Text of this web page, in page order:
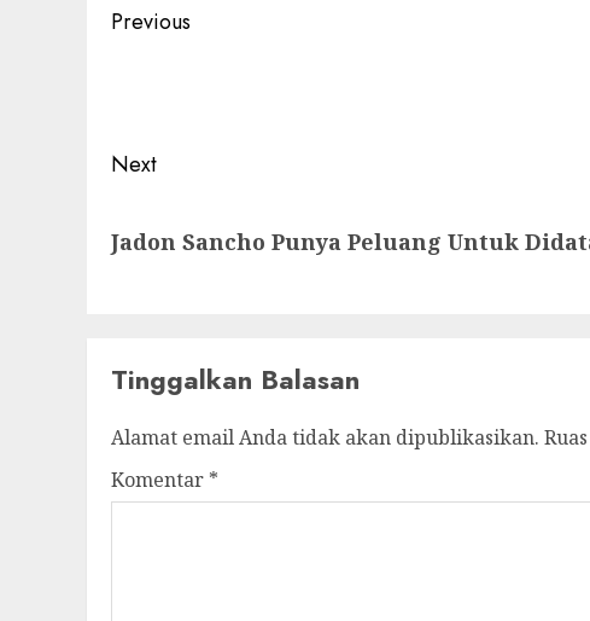
Post
Previous
Next
post:
Jadon Sancho Punya Peluang Untuk
Tinggalkan Balasan
Alamat email Anda tidak akan dipublikasikan.
Komentar *